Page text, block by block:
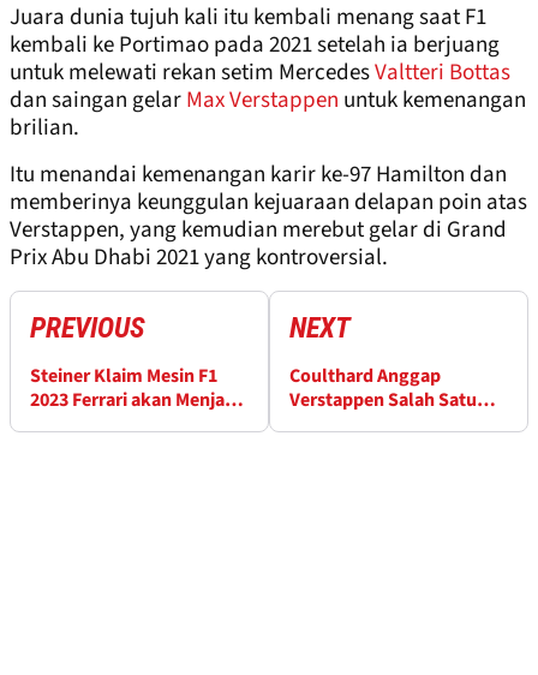
Juara dunia tujuh kali itu kembali menang saat F1
kembali ke Portimao pada 2021 setelah ia berjuang
untuk melewati rekan setim MercedesValtteri Bottas
dan saingan gelarMax Verstappen untuk kemenangan
brilian.
Itu menandai kemenangan karir ke-97 Hamilton dan
memberinya keunggulan kejuaraan delapan poin atas
Verstappen, yang kemudian merebut gelar di Grand
Prix Abu Dhabi 2021 yang kontroversial.
PREVIOUS
Steiner Klaim Mesin F1
2023 Ferrari akan Menjadi
NEXT
Coulthard Anggap
Verstappen Salah Satu